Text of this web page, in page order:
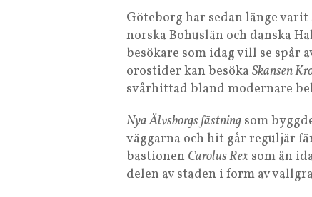
Göteborg har sedan länge
norska Bohuslän och danska
besökare som idag vill se spår
orostider kan besöka Skansen
svårhittad bland modernare
Nya Älvsborgs fästning som
väggarna och hit går reguljär
bastionen Carolus Rex som än
delen av staden i form av